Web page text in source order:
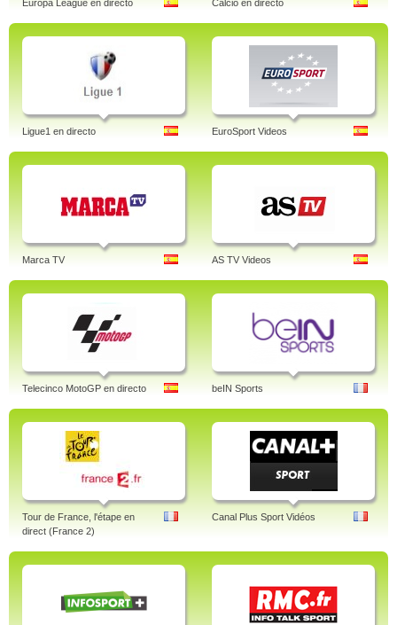
Europa League en directo Calcio en directo
Ligue1 en directo EuroSport Videos
Marca TV AS TV Videos
Telecinco MotoGP en directo beIN Sports
Tour de France, l'étape en
direct (France 2)
Canal Plus Sport Vidéos